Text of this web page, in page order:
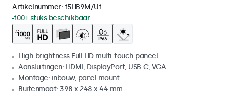
Artikelnummer: 15HB9M/U1
100+ stuks beschikbaar
High brightness Full HD multi-touch paneel
Aansluitingen: HDMI, DisplayPort, USB-C, VGA
Montage: inbouw, panel mount
Buitenmaat: 398 x 248 x 44 mm